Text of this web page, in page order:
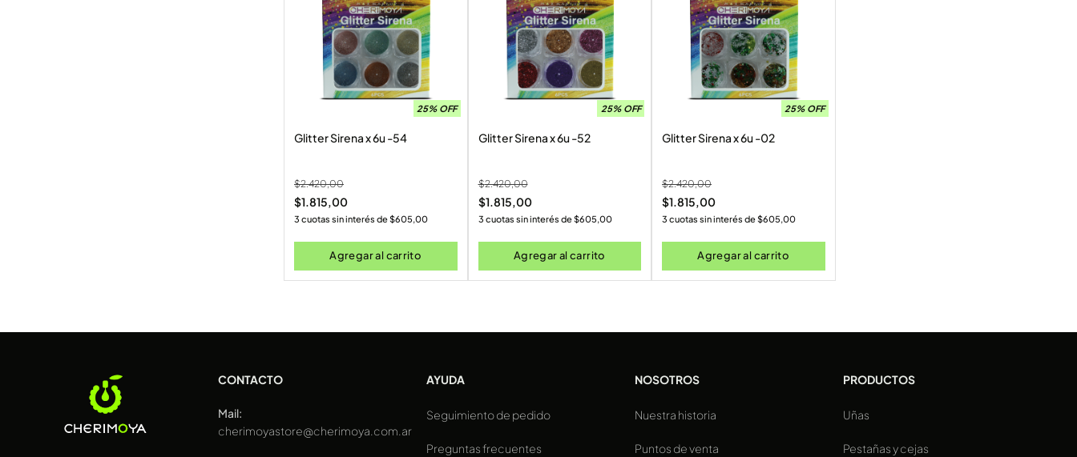
25% OFF
Glitter Sirena x 6u -54
$2.420,00
$1.815,00
3 cuotas sin interés de$605,00
Agregar al carrito
25% OFF
Glitter Sirena x 6u -52
$2.420,00
$1.815,00
3 cuotas sin interés de$605,00
Agregar al carrito
25% OFF
Glitter Sirena x 6u -02
$2.420,00
$1.815,00
3 cuotas sin interés de$605,00
Agregar al carrito
CONTACTO
Mail:
cherimoyastore@cherimoya.com.ar
AYUDA
Seguimiento de pedido
Preguntas frecuentes
NOSOTROS
Nuestra historia
Puntos de venta
PRODUCTOS
Uñas
Pestañas y cejas